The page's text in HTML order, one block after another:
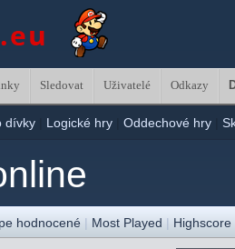
Sledovat Uživatelé Odkazy
dívky Logické hry Oddechové hry
hodnocené | Most Played |